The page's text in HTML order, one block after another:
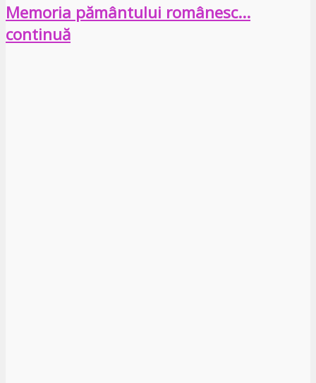
Memoria pământului românesc…
continuă